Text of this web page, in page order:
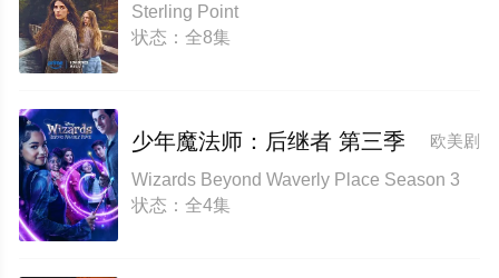
Sterling Point
状态：全8集
欧美剧
少年魔法师：后继者 第三季
Wizards Beyond Waverly Place Season 3
状态：全4集